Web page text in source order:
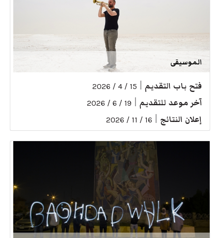
الموسيقى
فتح باب التقديم 15 / 4 / 2026
آخر موعد للتقديم 19 / 6 / 2026
إعلان النتائج 16 / 11 / 2026